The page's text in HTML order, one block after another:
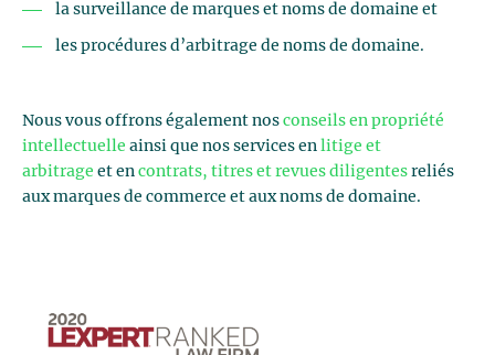
la surveillance de marques et noms de domaine et
les procédures d’arbitrage de noms de domaine.
Nous vous offrons également nos conseils en propriété
intellectuelle ainsi que nos services en litige et
arbitrage et en contrats, titres et revues diligentes reliés
aux marques de commerce et aux noms de domaine.